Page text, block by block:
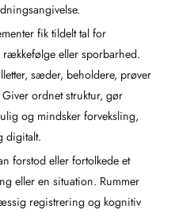
fik tildelt tal for
eller sporbarhed.
sæder, beholdere, prøver
ordnet struktur, gør
og mindsker forveksling,
digitalt.
forstod eller fortolkede et
eller en situation. Rummer
registrering og kognitiv